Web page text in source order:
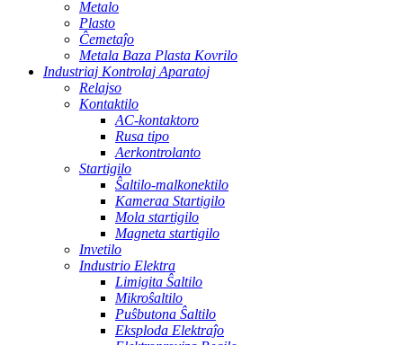
Metalo
Plasto
Ĉemetaĵo
Metala Baza Plasta Kovrilo
Industriaj Kontrolaj Aparatoj
Relajso
Kontaktilo
AC-kontaktoro
Rusa tipo
Aerkontrolanto
Startigilo
Ŝaltilo-malkonektilo
Kameraa Startigilo
Mola startigilo
Magneta startigilo
Invetilo
Industrio Elektra
Limigita Ŝaltilo
Mikroŝaltilo
Puŝbutona Ŝaltilo
Eksploda Elektraĵo